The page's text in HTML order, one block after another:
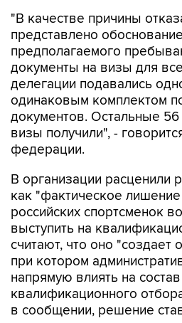
предполагаемого
документы на визы для
делегации подавались
одинаковым комплектом
документов. Остальные 56
визы получили", -
федерации.
В организации расценили
российских спортсменок
выступить на
считают, что оно "создает
при котором
напрямую влиять на
квалификационного
в сообщении, решение
равные условия участия
соревнованиях для